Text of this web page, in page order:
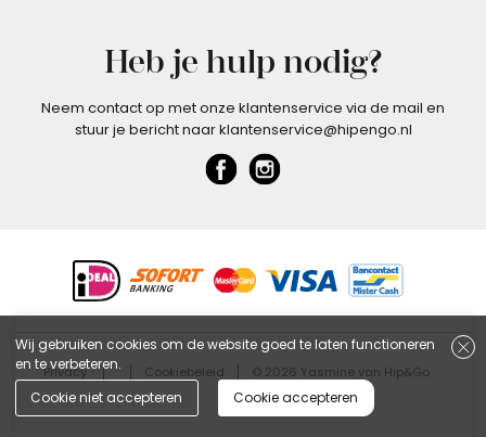
Heb je hulp nodig?
Neem contact op met onze klantenservice via de mail en
stuur je bericht naar klantenservice@hipengo.nl
Privacy Cookiebeleid © 2026 Yasmine van Hip&Go
Wij gebruiken cookies om de website goed te laten functioneren
en te verbeteren.